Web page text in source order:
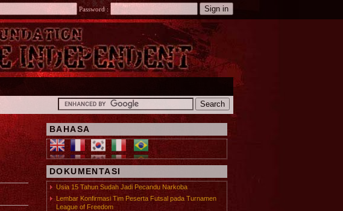
Password :
BAHASA
DOKUMENTASI
Usia 15 Tahun Sudah Jadi Pecandu Narkoba
Lembar Konfirmasi Tim Peserta Futsal pada Turnamen
League of Freedom